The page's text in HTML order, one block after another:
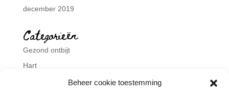
Beheer cookie toestemming
december 2019
Categorieën
Gezond ontbijt
Hart